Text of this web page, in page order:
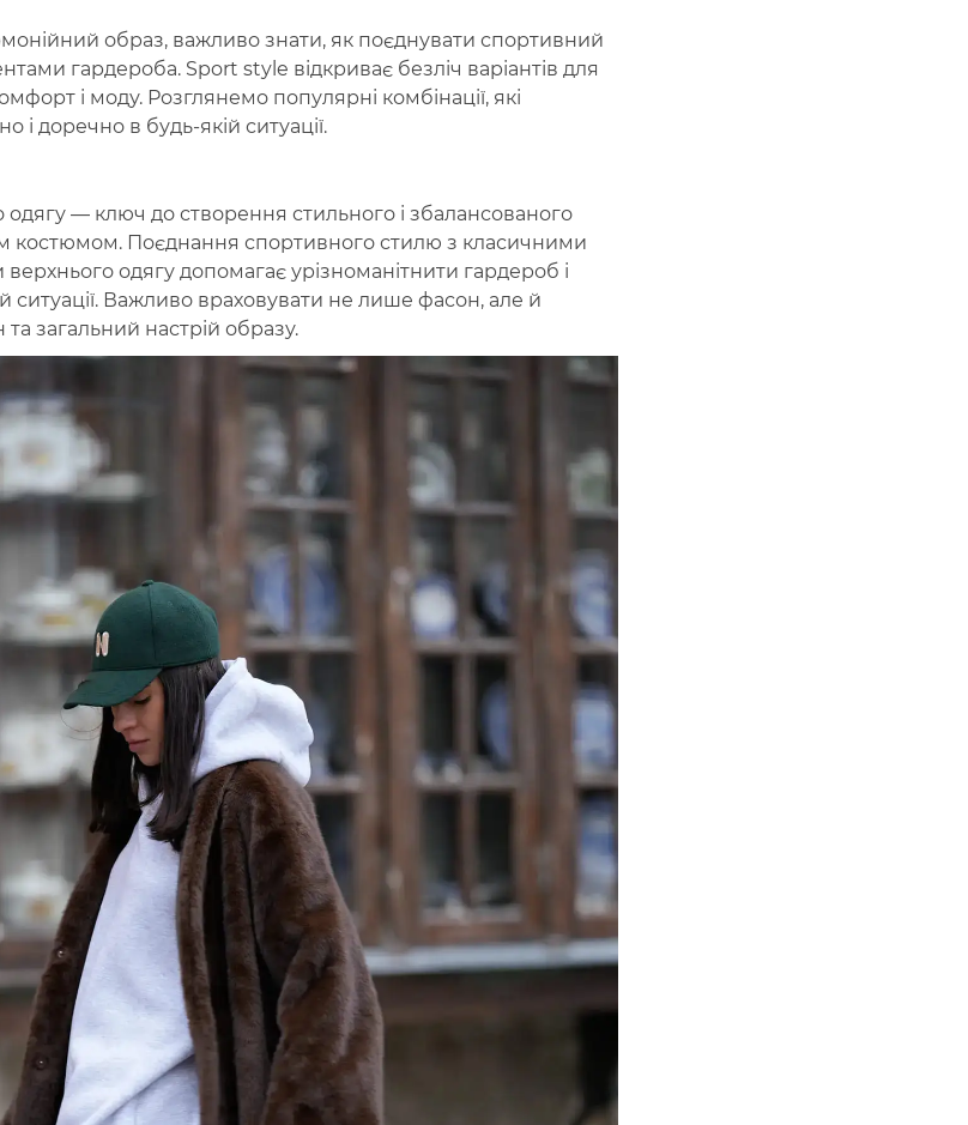
образ, важливо знати, як поєднувати спортивний
гардероба. Sport style відкриває безліч варіантів для
і моду. Розглянемо популярні комбінації, які
і доречно в будь-якій ситуації.
— ключ до створення стильного і збалансованого
костюмом. Поєднання спортивного стилю з класичними
одягу допомагає урізноманітнити гардероб і
ситуації. Важливо враховувати не лише фасон, але й
та загальний настрій образу.